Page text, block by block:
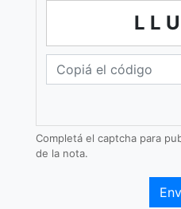
Completá el captcha para
de la nota.